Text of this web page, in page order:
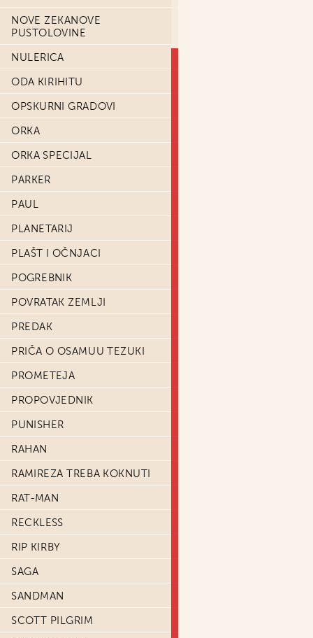
NOVE ZEKANOVE
PUSTOLOVINE
NULERICA
ODA KIRIHITU
OPSKURNI GRADOVI
ORKA
ORKA SPECIJAL
PARKER
PAUL
PLANETARIJ
PLAŠT I OČNJACI
POGREBNIK
POVRATAK ZEMLJI
PREDAK
PRIČA O OSAMUU TEZUKI
PROMETEJA
PROPOVJEDNIK
PUNISHER
RAHAN
RAMIREZA TREBA KOKNUTI
RAT-MAN
RECKLESS
RIP KIRBY
SAGA
SANDMAN
SCOTT PILGRIM